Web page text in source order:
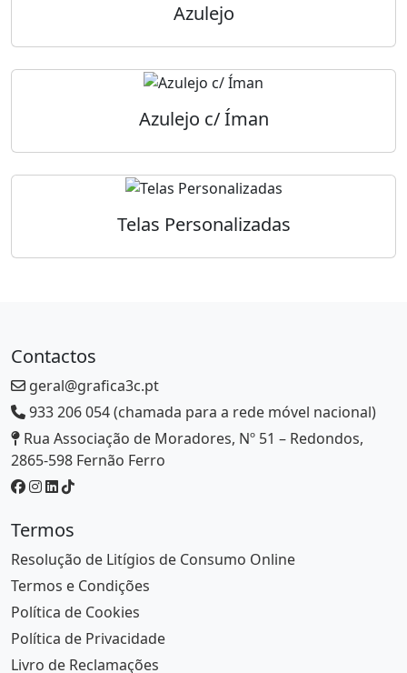
Azulejo
Azulejo c/ Íman
Telas Personalizadas
Contactos
geral@grafica3c.pt
933 206 054 (chamada para a rede móvel nacional)
Rua Associação de Moradores, Nº 51 – Redondos,
2865-598 Fernão Ferro
Termos
Resolução de Litígios de Consumo Online
Termos e Condições
Política de Cookies
Política de Privacidade
Livro de Reclamações